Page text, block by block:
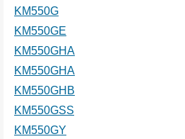
KM550G
KM550GE
KM550GHA
KM550GHA
KM550GHB
KM550GSS
KM550GY